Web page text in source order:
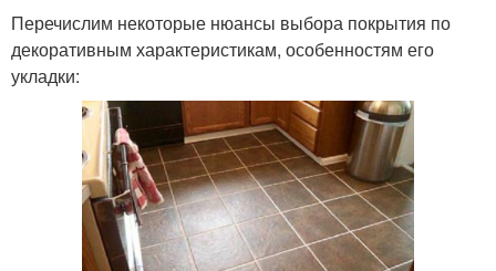
Перечислим некоторые нюансы выбора покрытия по
декоративным характеристикам, особенностям его
укладки: